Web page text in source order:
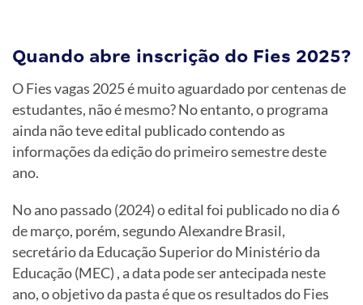
Quando abre inscrição do Fies 2025?
O Fies vagas 2025 é muito aguardado por centenas de
estudantes, não é mesmo? No entanto, o programa
ainda não teve edital publicado contendo as
informações da edição do primeiro semestre deste
ano.
No ano passado (2024) o edital foi publicado no dia 6
de março, porém, segundo Alexandre Brasil,
secretário da Educação Superior do Ministério da
Educação (MEC) , a data pode ser antecipada neste
ano, o objetivo da pasta é que os resultados do Fies